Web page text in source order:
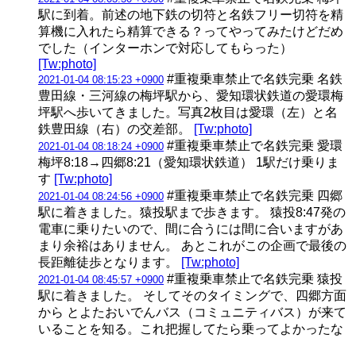
駅に到着。前述の地下鉄の切符と名鉄フリー切符を精
算機に入れたら精算できる？ってやってみたけどだめ
でした（インターホンで対応してもらった）
[Tw:photo]
2021-01-04 08:15:23 +0900 #重複乗車禁止で名鉄完乗 名鉄
豊田線・三河線の梅坪駅から、愛知環状鉄道の愛環梅
坪駅へ歩いてきました。写真2枚目は愛環（左）と名
鉄豊田線（右）の交差部。
[Tw:photo]
2021-01-04 08:18:24 +0900 #重複乗車禁止で名鉄完乗 愛環
梅坪8:18→四郷8:21（愛知環状鉄道） 1駅だけ乗りま
す [Tw:photo]
2021-01-04 08:24:56 +0900 #重複乗車禁止で名鉄完乗 四郷
駅に着きました。猿投駅まで歩きます。 猿投8:47発の
電車に乗りたいので、間に合うには間に合いますがあ
まり余裕はありません。 あとこれがこの企画で最後の
長距離徒歩となります。
[Tw:photo]
2021-01-04 08:45:57 +0900 #重複乗車禁止で名鉄完乗 猿投
駅に着きました。 そしてそのタイミングで、四郷方面
から とよたおいでんバス（コミュニティバス）が来て
いることを知る。これ把握してたら乗ってよかったな